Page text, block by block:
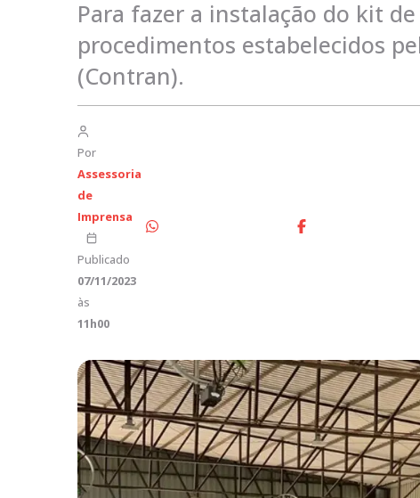
Para fazer a instalação do kit
procedimentos estabelecidos
(Contran).
Por
Assessoria
de
Imprensa
Publicado
07/11/2023
às
11h00